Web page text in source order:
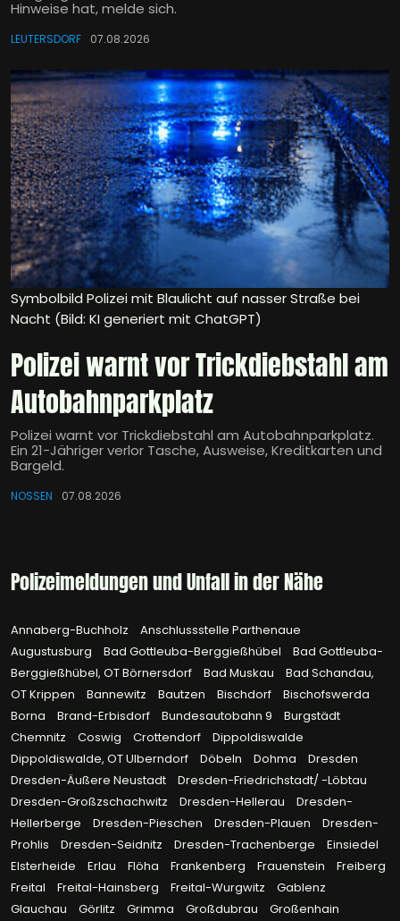
Hinweise hat, melde sich.
LEUTERSDORF 07.08.2026
Symbolbild Polizei mit Blaulicht auf nasser Straße bei
Nacht (Bild: KI generiert mit ChatGPT)
Polizei warnt vor Trickdiebstahl am
Autobahnparkplatz
Polizei warnt vor Trickdiebstahl am Autobahnparkplatz.
Ein 21-Jähriger verlor Tasche, Ausweise, Kreditkarten und
Bargeld.
NOSSEN 07.08.2026
Polizeimeldungen und Unfall in der Nähe
Annaberg-Buchholz
Anschlussstelle Parthenaue
Augustusburg
Bad Gottleuba-Berggießhübel
Bad Gottleuba-
Berggießhübel, OT Börnersdorf
Bad Muskau
Bad Schandau,
OT Krippen
Bannewitz Bautzen Bischdorf
Bischofswerda
Borna
Brand-Erbisdorf Bundesautobahn 9
Burgstädt
Chemnitz
Coswig Crottendorf
Dippoldiswalde
Dippoldiswalde, OT Ulberndorf
Döbeln Dohma
Dresden
Dresden-Äußere Neustadt
Dresden-Friedrichstadt/ -Löbtau
Dresden-Großzschachwitz
Dresden-Hellerau
Dresden-
Hellerberge
Dresden-Pieschen Dresden-Plauen
Dresden-
Prohlis
Dresden-Seidnitz Dresden-Trachenberge
Einsiedel
Elsterheide
Erlau Flöha Frankenberg Frauenstein
Freiberg
Freital
Freital-Hainsberg Freital-Wurgwitz
Gablenz
Glauchau
Görlitz Grimma Großdubrau
Großenhain